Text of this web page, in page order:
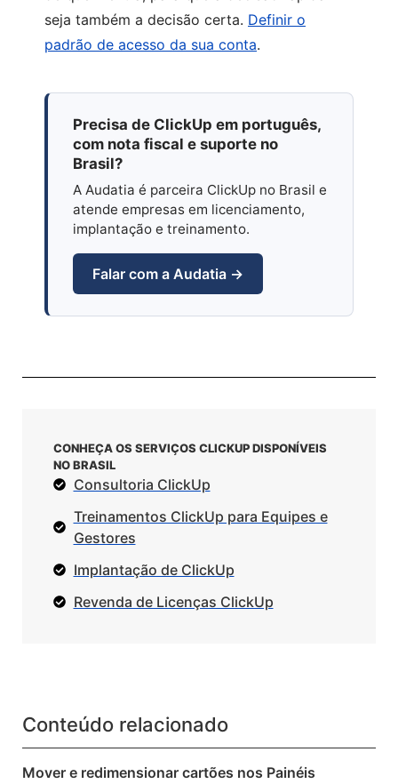
seja também a decisão certa. Definir o
padrão de acesso da sua conta.
Precisa de ClickUp em português,
com nota fiscal e suporte no
Brasil?
A Audatia é parceira ClickUp no Brasil e
atende empresas em licenciamento,
implantação e treinamento.
Falar com a Audatia →
CONHEÇA OS SERVIÇOS CLICKUP DISPONÍVEIS
NO BRASIL
Consultoria ClickUp
Treinamentos ClickUp para Equipes e
Gestores
Implantação de ClickUp
Revenda de Licenças ClickUp
Conteúdo relacionado
Mover e redimensionar cartões nos Painéis